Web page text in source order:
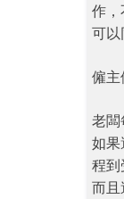
作
可以
僱
老闆
如
程到
而